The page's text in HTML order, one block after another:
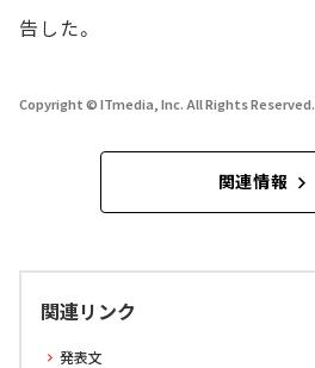
告した。
Copyright © ITmedia, Inc. All Rights Reserved.
関連情報
関連リンク
発表文